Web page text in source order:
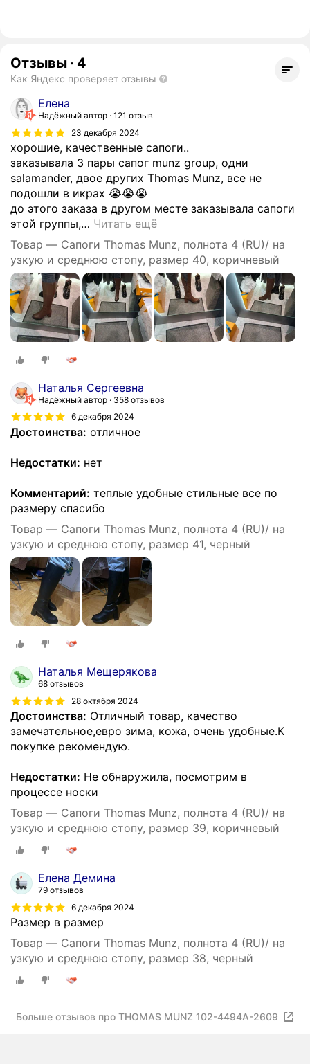
Отзывы · 4
Как Яндекс проверяет отзывы
Елена
Надёжный автор 121 отзыв
23 декабря 2024
хорошие, качественные сапоги..
заказывала 3 пары сапог munz group, одни
salamander, двое других Thomas Munz, все не
подошли в икрах 😭😭😭
до этого заказа в другом месте заказывала сапоги
этой группы,… Читать ещё
Товар — Сапоги Thomas Munz, полнота 4 (RU)/ на
узкую и среднюю стопу, размер 40, коричневый
Наталья Сергеевна
Надёжный автор
358 отзывов
6 декабря 2024
Достоинства: отличное
Недостатки: нет
Комментарий: теплые удобные стильные все по
размеру спасибо
Товар — Сапоги Thomas Munz, полнота 4 (RU)/ на
узкую и среднюю стопу, размер 41, черный
Наталья Мещерякова
68 отзывов
28 октября 2024
Достоинства: Отличный товар, качество
замечательное,евро зима, кожа, очень удобные.К
покупке рекомендую.
Недостатки: Не обнаружила, посмотрим в
процессе носки
Товар — Сапоги Thomas Munz, полнота 4 (RU)/ на
узкую и среднюю стопу, размер 39, коричневый
Елена Демина
79 отзывов
6 декабря 2024
Размер в размер
Товар — Сапоги Thomas Munz, полнота 4 (RU)/ на
узкую и среднюю стопу, размер 38, черный
Больше отзывов про THOMAS MUNZ 102-4494A-2609